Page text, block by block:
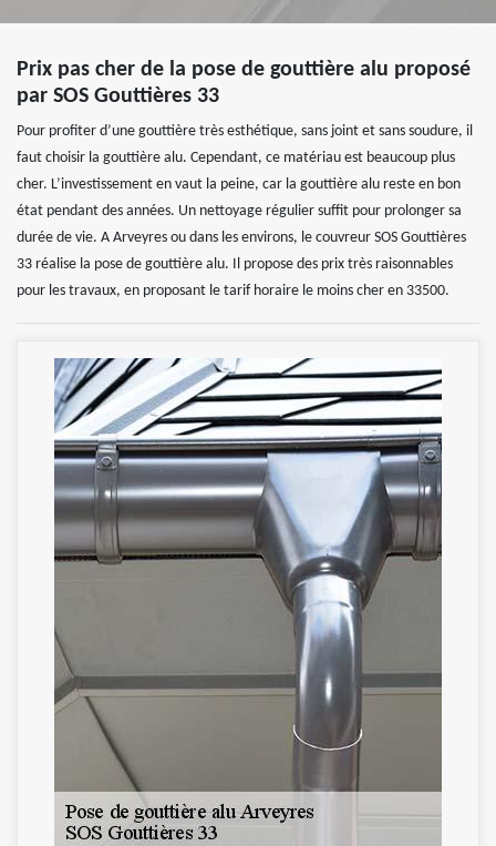
Prix pas cher de la pose de gouttière alu proposé
par SOS Gouttières 33
Pour profiter d’une gouttière très esthétique, sans joint et sans soudure, il
faut choisir la gouttière alu. Cependant, ce matériau est beaucoup plus
cher. L’investissement en vaut la peine, car la gouttière alu reste en bon
état pendant des années. Un nettoyage régulier suffit pour prolonger sa
durée de vie. A Arveyres ou dans les environs, le couvreur SOS Gouttières
33 réalise la pose de gouttière alu. Il propose des prix très raisonnables
pour les travaux, en proposant le tarif horaire le moins cher en 33500.